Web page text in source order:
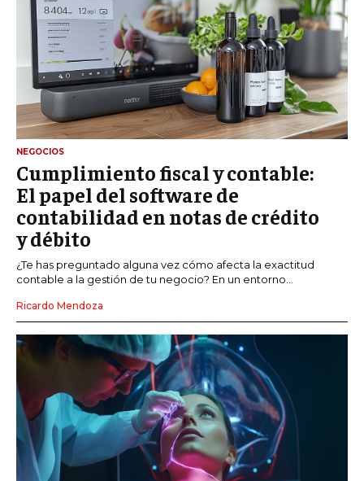
NEGOCIOS
Cumplimiento fiscal y contable:
El papel del software de
contabilidad en notas de crédito
y débito
¿Te has preguntado alguna vez cómo afecta la exactitud
contable a la gestión de tu negocio? En un entorno...
Ricardo Mendoza